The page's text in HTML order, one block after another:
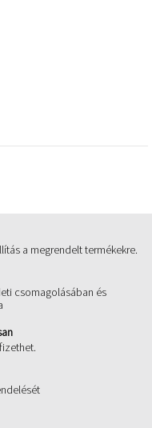
a megrendelt termékekre.
csomagolásában és